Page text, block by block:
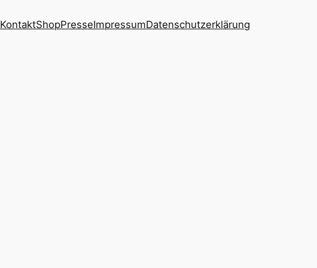
KontaktShopPresseImpressumDatenschutzerklärung